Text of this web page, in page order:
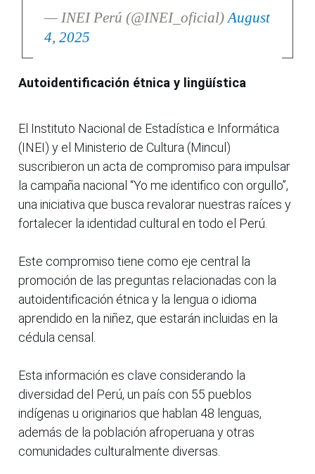
— INEI Perú (@INEI_oficial)August
4, 2025
Autoidentificación étnica y lingüística
El Instituto Nacional de Estadística e Informática
(INEI) y el Ministerio de Cultura (Mincul)
suscribieron un acta de compromiso para impulsar
la campaña nacional “Yo me identifico con orgullo”,
una iniciativa que busca revalorar nuestras raíces y
fortalecer la identidad cultural en todo el Perú.
Este compromiso tiene como eje central la
promoción de las preguntas relacionadas con la
autoidentificación étnica y la lengua o idioma
aprendido en la niñez, que estarán incluidas en la
cédula censal.
Esta información es clave considerando la
diversidad del Perú, un país con 55 pueblos
indígenas u originarios que hablan 48 lenguas,
además de la población afroperuana y otras
comunidades culturalmente diversas.